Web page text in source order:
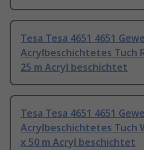
Tesa Tesa 4651 4651
Acrylbeschichtetes Tuch
25 m Acryl beschichtet
Tesa Tesa 4651 4651
Acrylbeschichtetes Tuch
x 50 m Acryl beschichtet